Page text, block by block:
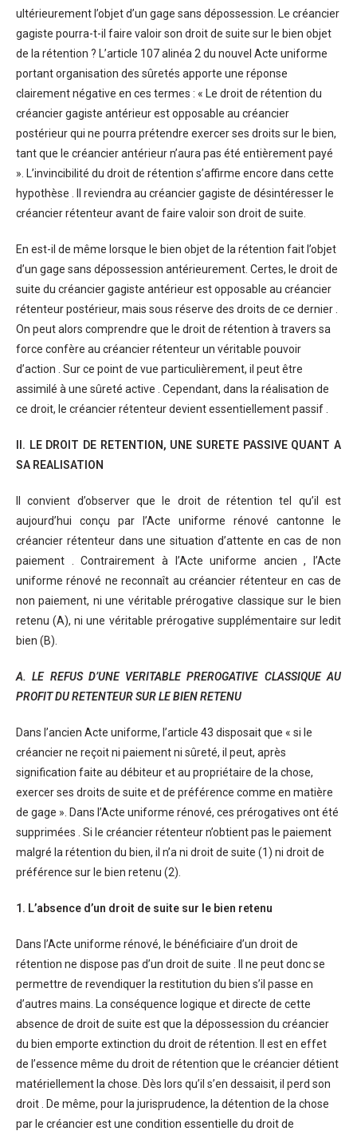
ultérieurement l’objet d’un gage sans dépossession. Le créancier
gagiste pourra-t-il faire valoir son droit de suite sur le bien objet
de la rétention ? L’article 107 alinéa 2 du nouvel Acte uniforme
portant organisation des sûretés apporte une réponse
clairement négative en ces termes : « Le droit de rétention du
créancier gagiste antérieur est opposable au créancier
postérieur qui ne pourra prétendre exercer ses droits sur le bien,
tant que le créancier antérieur n’aura pas été entièrement payé
». L’invincibilité du droit de rétention s’affirme encore dans cette
hypothèse . Il reviendra au créancier gagiste de désintéresser le
créancier rétenteur avant de faire valoir son droit de suite.
En est-il de même lorsque le bien objet de la rétention fait l’objet
d’un gage sans dépossession antérieurement. Certes, le droit de
suite du créancier gagiste antérieur est opposable au créancier
rétenteur postérieur, mais sous réserve des droits de ce dernier .
On peut alors comprendre que le droit de rétention à travers sa
force confère au créancier rétenteur un véritable pouvoir
d’action . Sur ce point de vue particulièrement, il peut être
assimilé à une sûreté active . Cependant, dans la réalisation de
ce droit, le créancier rétenteur devient essentiellement passif .
II. LE DROIT DE RETENTION, UNE SURETE PASSIVE QUANT A
SA REALISATION
Il convient d’observer que le droit de rétention tel qu’il est
aujourd’hui conçu par l’Acte uniforme rénové cantonne le
créancier rétenteur dans une situation d’attente en cas de non
paiement . Contrairement à l’Acte uniforme ancien , l’Acte
uniforme rénové ne reconnaît au créancier rétenteur en cas de
non paiement, ni une véritable prérogative classique sur le bien
retenu (A), ni une véritable prérogative supplémentaire sur ledit
bien (B).
A. LE REFUS D’UNE VERITABLE PREROGATIVE CLASSIQUE AU
PROFIT DU RETENTEUR SUR LE BIEN RETENU
Dans l’ancien Acte uniforme, l’article 43 disposait que « si le
créancier ne reçoit ni paiement ni sûreté, il peut, après
signification faite au débiteur et au propriétaire de la chose,
exercer ses droits de suite et de préférence comme en matière
de gage ». Dans l’Acte uniforme rénové, ces prérogatives ont été
supprimées . Si le créancier rétenteur n’obtient pas le paiement
malgré la rétention du bien, il n’a ni droit de suite (1) ni droit de
préférence sur le bien retenu (2).
1. L’absence d’un droit de suite sur le bien retenu
Dans l’Acte uniforme rénové, le bénéficiaire d’un droit de
rétention ne dispose pas d’un droit de suite . Il ne peut donc se
permettre de revendiquer la restitution du bien s’il passe en
d’autres mains. La conséquence logique et directe de cette
absence de droit de suite est que la dépossession du créancier
du bien emporte extinction du droit de rétention. Il est en effet
de l’essence même du droit de rétention que le créancier détient
matériellement la chose. Dès lors qu’il s’en dessaisit, il perd son
droit . De même, pour la jurisprudence, la détention de la chose
par le créancier est une condition essentielle du droit de